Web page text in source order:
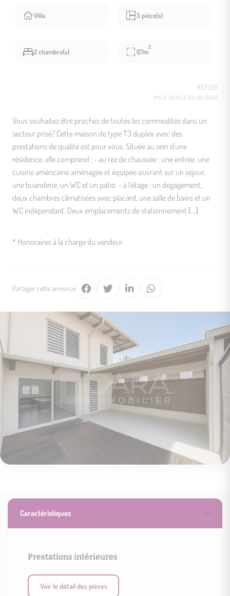
Villa 3 pièce(s)
2 chambre(s) 67m
2
REF.1511
MIS À JOUR LE 07/08/2026
Vous souhaitez être proches de toutes les commodités dans un
secteur prisé? Cette maison de type T3 duplex avec des
prestations de qualité est pour vous. Située au sein d'une
résidence, elle comprend : - au rez de chaussée : une entrée, une
cuisine américaine aménagée et équipée ouvrant sur un séjour,
une buanderie, un WC et un patio. - à l'étage : un dégagement,
deux chambres climatisées avec placard, une salle de bains et un
WC indépendant. Deux emplacements de stationnement [...]
* Honoraires à la charge du vendeur
Partager cette annonce
Caractéristiques
Prestations intérieures
Voir le détail des pièces